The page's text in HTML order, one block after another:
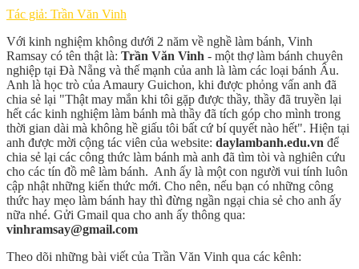
Tác giả: Trần Văn Vinh
Với kinh nghiệm không dưới 2 năm về nghề làm bánh, Vinh
Ramsay có tên thật là: Trần Văn Vinh - một thợ làm bánh chuyên
nghiệp tại Đà Nẵng và thế mạnh của anh là làm các loại bánh Âu.
Anh là học trò của Amaury Guichon, khi được phỏng vấn anh đã
chia sẻ lại "Thật may mắn khi tôi gặp được thầy, thầy đã truyền lại
hết các kinh nghiệm làm bánh mà thầy đã tích góp cho mình trong
thời gian dài mà không hề giấu tôi bất cứ bí quyết nào hết". Hiện tại
anh được mời cộng tác viên của website: daylambanh.edu.vn để
chia sẻ lại các công thức làm bánh mà anh đã tìm tòi và nghiên cứu
cho các tín đồ mê làm bánh. Anh ấy là một con người vui tính luôn
cập nhật những kiến thức mới. Cho nên, nếu bạn có những công
thức hay mẹo làm bánh hay thì đừng ngần ngại chia sẻ cho anh ấy
nữa nhé. Gửi Gmail qua cho anh ấy thông qua:
vinhramsay@gmail.com
Theo dõi những bài viết của Trần Văn Vinh qua các kênh: